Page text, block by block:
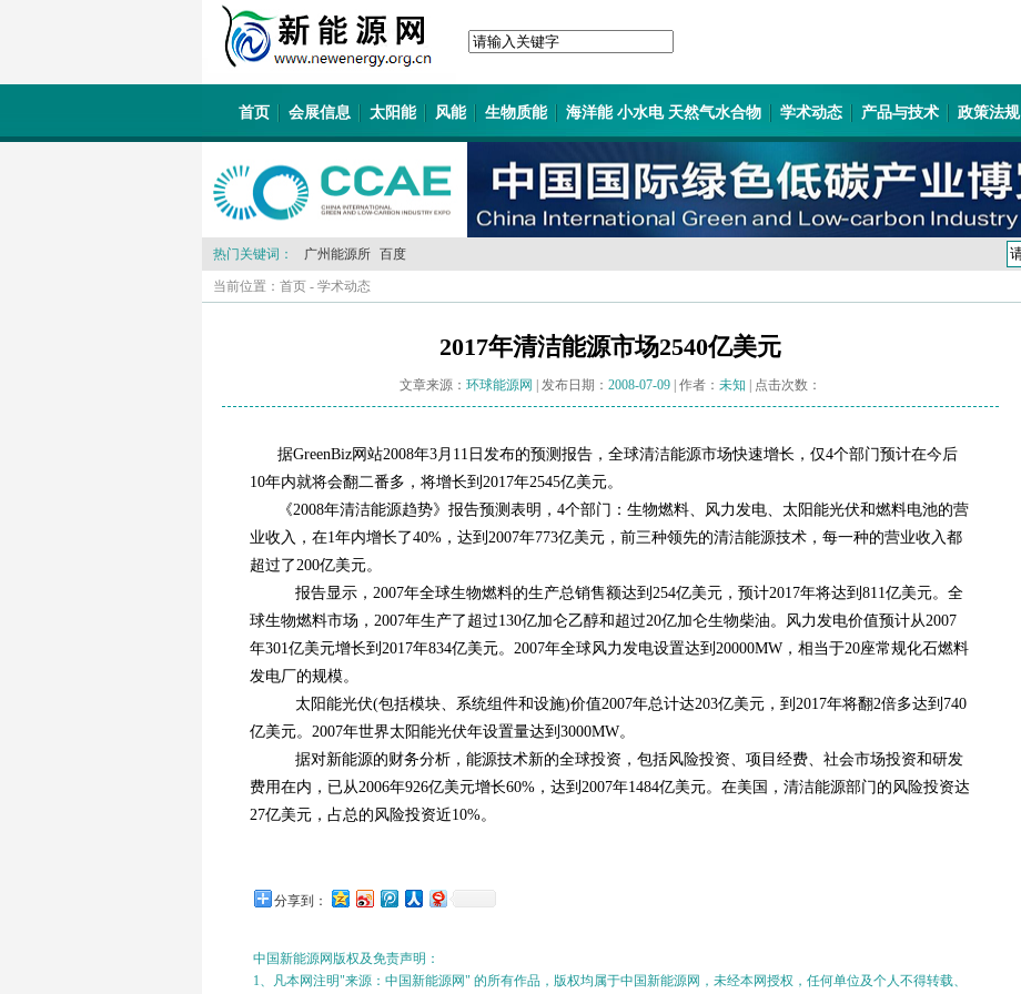
首页 会展信息 太阳能 风能 生物质能 海洋能 小水电 天然气水合物 学术动态 产品与技术 政策法规
热门关键词： 广州能源所 百度
当前位置： 首页 - 学术动态
2017年清洁能源市场2540亿美元
文章来源： 环球能源网 | 发布日期： 2008-07-09 | 作者： 未知 | 点击次数：
据GreenBiz网站2008年3月11日发布的预测报告，全球清洁能源市场快速增长，仅4个部门预计在今后
10年内就将会翻二番多，将增长到2017年2545亿美元。
《2008年清洁能源趋势》报告预测表明，4个部门：生物燃料、风力发电、太阳能光伏和燃料电池的营
业收入，在1年内增长了40%，达到2007年773亿美元，前三种领先的清洁能源技术，每一种的营业收入都
超过了200亿美元。
报告显示，2007年全球生物燃料的生产总销售额达到254亿美元，预计2017年将达到811亿美元。全
球生物燃料市场，2007年生产了超过130亿加仑乙醇和超过20亿加仑生物柴油。风力发电价值预计从2007
年301亿美元增长到2017年834亿美元。2007年全球风力发电设置达到20000MW，相当于20座常规化石燃料
发电厂的规模。
太阳能光伏(包括模块、系统组件和设施)价值2007年总计达203亿美元，到2017年将翻2倍多达到740
亿美元。2007年世界太阳能光伏年设置量达到3000MW。
据对新能源的财务分析，能源技术新的全球投资，包括风险投资、项目经费、社会市场投资和研发
费用在内，已从2006年926亿美元增长60%，达到2007年1484亿美元。在美国，清洁能源部门的风险投资达
27亿美元，占总的风险投资近10%。
分享到：
中国新能源网版权及免责声明：
1、凡本网注明"来源：中国新能源网" 的所有作品，版权均属于中国新能源网，未经本网授权，任何单位及个人不得转载、